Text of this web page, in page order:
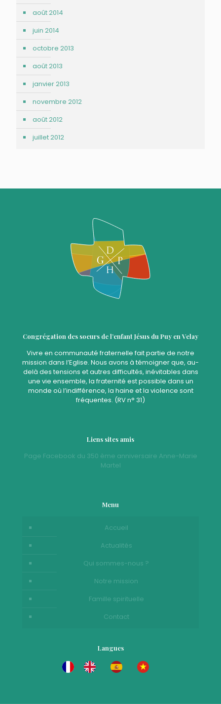
août 2014
juin 2014
octobre 2013
août 2013
janvier 2013
novembre 2012
août 2012
juillet 2012
Congrégation des soeurs de l’enfant Jésus du Puy en Velay
Vivre en communauté fraternelle fait partie de notre
mission dans l’Eglise. Nous avons à témoigner que, au-
delà des tensions et autres difficultés, inévitables dans
une vie ensemble, la fraternité est possible dans un
monde où l’indifférence, la haine et la violence sont
fréquentes. (RV n° 31)
Liens sites amis
Page Facebook du 350 ème anniversaire Anne-Marie
Martel
Menu
Accueil
Actualités
Qui sommes-nous ?
Notre mission
Famille spirituelle
Contact
Langues